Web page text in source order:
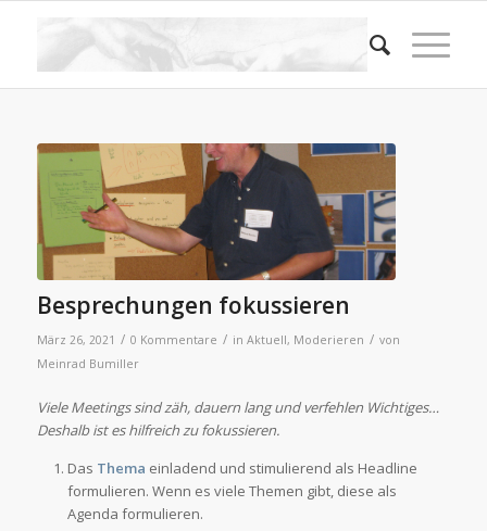
Besprechungen fokussieren
März 26, 2021 / 0 Kommentare / in Aktuell, Moderieren / von
Meinrad Bumiller
Viele Meetings sind zäh, dauern lang und verfehlen Wichtiges…
Deshalb ist es hilfreich zu fokussieren.
Das Thema einladend und stimulierend als Headline
formulieren. Wenn es viele Themen gibt, diese als
Agenda formulieren.